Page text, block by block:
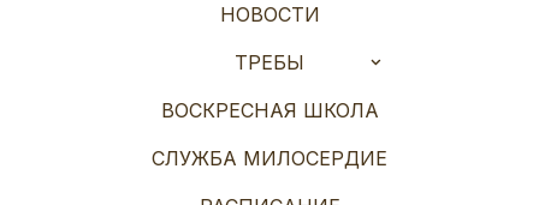
НОВОСТИ
ТРЕБЫ
ВОСКРЕСНАЯ ШКОЛА
СЛУЖБА МИЛОСЕРДИЕ